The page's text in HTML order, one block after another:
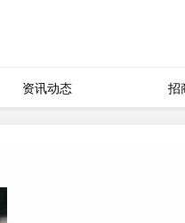
资讯动态 招